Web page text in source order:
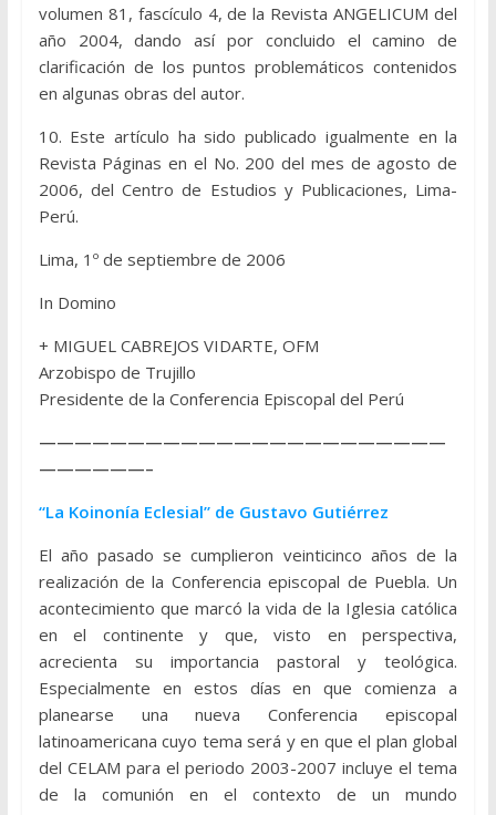
volumen 81, fascículo 4, de la Revista ANGELICUM del
año 2004, dando así por concluido el camino de
clarificación de los puntos problemáticos contenidos
en algunas obras del autor.
10. Este artículo ha sido publicado igualmente en la
Revista Páginas en el No. 200 del mes de agosto de
2006, del Centro de Estudios y Publicaciones, Lima-
Perú.
Lima, 1º de septiembre de 2006
In Domino
+ MIGUEL CABREJOS VIDARTE, OFM
Arzobispo de Trujillo
Presidente de la Conferencia Episcopal del Perú
———————————————————————
——————–
“La Koinonía Eclesial” de Gustavo Gutiérrez
El año pasado se cumplieron veinticinco años de la
realización de la Conferencia episcopal de Puebla. Un
acontecimiento que marcó la vida de la Iglesia católica
en el continente y que, visto en perspectiva,
acrecienta su importancia pastoral y teológica.
Especialmente en estos días en que comienza a
planearse una nueva Conferencia episcopal
latinoamericana cuyo tema será y en que el plan global
del CELAM para el periodo 2003-2007 incluye el tema
de la comunión en el contexto de un mundo